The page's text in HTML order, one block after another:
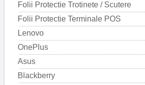
Folii Protectie Trotinete / Scutere
Folii Protectie Terminale POS
Lenovo
OnePlus
Asus
Blackberry